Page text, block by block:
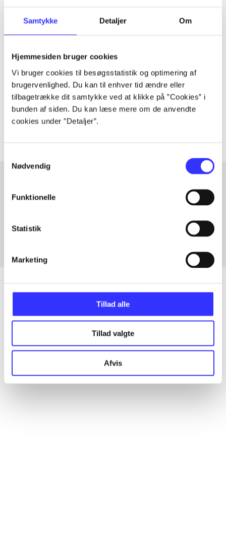
Samtykke Detaljer Om
Hjemmesiden bruger cookies
Vi bruger cookies til besøgsstatistik og optimering af
brugervenlighed. Du kan til enhver tid ændre eller
tilbagetrække dit samtykke ved at klikke på ”Cookies” i
bunden af siden. Du kan læse mere om de anvendte
cookies under ”Detaljer”.
Nødvendig
Funktionelle
Statistik
Marketing
Tillad alle
Tillad valgte
Afvis
Artiklen er en del af
lorem ipsum dolor sit amet ...
Tidsskrift
Artiklerne i handler ofte om
Artikler med samme emner
Artikler
Alle registrerede artikler fordelt på udgivelser